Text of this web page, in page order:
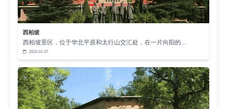
因此，毛泽东同志在七届二中全会上指出“夺取全
国胜利，这只是万里长征走完了第一步。如果这一
步也值得骄傲，那是比较渺小的，更值得骄傲的还
在后头 ，高瞻远瞩地提出 务必使同志们继续地保
持谦虚、谨慎、不骄、不躁的作风，务必使同志们
继续地保持艰苦奋斗的作风”。
西柏坡
西柏坡景区，位于华北平原和太行山交汇处，在一片向阳的…
2024-01-07